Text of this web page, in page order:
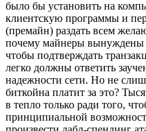
было бы установить на
клиентскую программы и
(премайн) раздать всем
почему майнеры вынуждены
чтобы подтверждать
легко должны ответить
надежности сети. Но не
биткойна платит за это?
в тепло только ради того,
принципиальной